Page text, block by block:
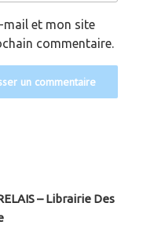
mail et mon site
commentaire.
– Librairie Des